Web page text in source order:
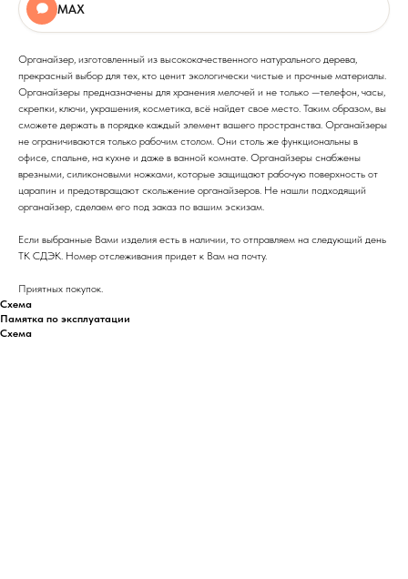
MAX
Органайзер, изготовленный из высококачественного натурального дерева,
прекрасный выбор для тех, кто ценит экологически чистые и прочные материалы.
Органайзеры предназначены для хранения мелочей и не только —телефон, часы,
скрепки, ключи, украшения, косметика, всё найдет свое место. Таким образом, вы
сможете держать в порядке каждый элемент вашего пространства. Органайзеры
не ограничиваются только рабочим столом. Они столь же функциональны в
офисе, спальне, на кухне и даже в ванной комнате. Органайзеры снабжены
врезными, силиконовыми ножками, которые защищают рабочую поверхность от
царапин и предотвращают скольжение органайзеров. Не нашли подходящий
органайзер, сделаем его под заказ по вашим эскизам.
Если выбранные Вами изделия есть в наличии, то отправляем на следующий день
ТК СДЭК. Номер отслеживания придет к Вам на почту.
Приятных покупок.
Схема
Памятка по эксплуатации
Схема